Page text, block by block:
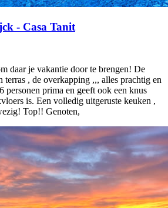
- Casa Tanit
daar je vakantie door te brengen! De
terras , de overkapping ,,, alles prachtig en
personen prima en geeft ook een knus
is. Een volledig uitgeruste keuken ,
Top!! Genoten,